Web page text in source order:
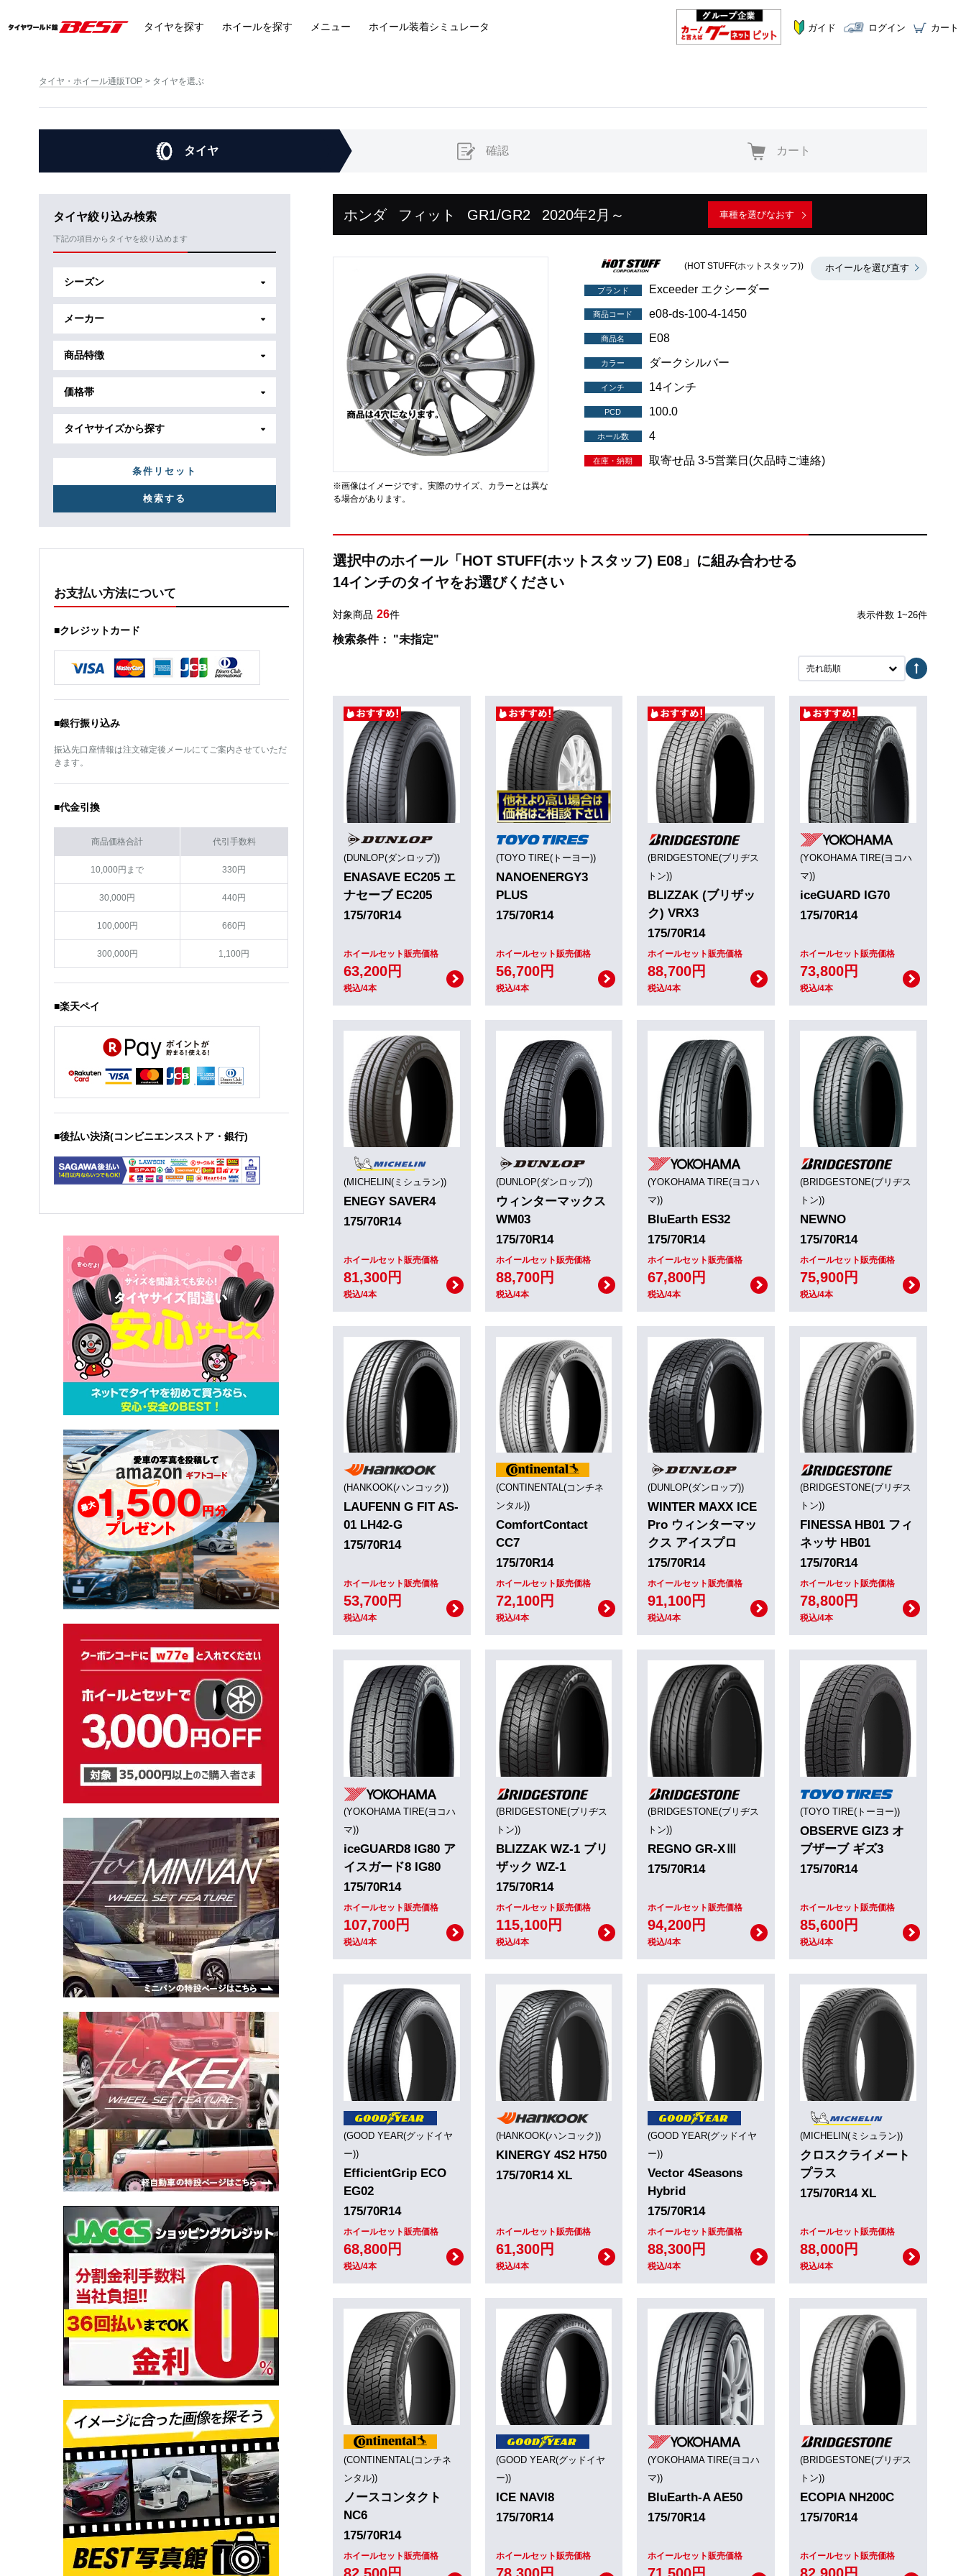
タイヤを探す ホイールを探す メニュー ホイール装着シミュレータ ガイド ログイン カート
タイヤ・ホイール通販TOP タイヤを選ぶ
タイヤ 確認 カート
タイヤ絞り込み検索
下記の項目からタイヤを絞り込めます
シーズン
メーカー
商品特徴
価格帯
タイヤサイズから探す
条件リセット
お支払い方法について
■クレジットカード
■銀行振り込み
振込先口座情報は注文確定後メールにてご案内させていただ
きます。
■代金引換
商品価格合計 代引手数料
10,000円まで 330円
30,000円 440円
100,000円 660円
300,000円 1,100円
■楽天ペイ
■後払い決済(コンビニエンスストア・銀行)
ホンダ フィット GR1/GR2 2020年2月～ 車種を選びなおす
※画像はイメージです。実際のサイズ、カラーとは異な
る場合があります。
ホイールを選び直す
(HOT STUFF(ホットスタッフ))
ブランド Exceeder エクシーダー
商品コード e08-ds-100-4-1450
商品名 E08
カラー ダークシルバー
インチ 14インチ
PCD 100.0
ホール数 4
在庫・納期 取寄せ品 3-5営業日(欠品時ご連絡)
選択中のホイール「HOT STUFF(ホットスタッフ) E08」に組み合わせる
14インチのタイヤをお選びください
対象商品 26件 表示件数 1~26件
検索条件： "未指定"
売れ筋順
(DUNLOP(ダンロップ))
ENASAVE EC205 エ
ナセーブ EC205
175/70R14
ホイールセット販売価格
63,200円
税込/4本
(TOYO TIRE(トーヨー))
NANOENERGY3
PLUS
175/70R14
ホイールセット販売価格
56,700円
税込/4本
(BRIDGESTONE(ブリヂス
トン))
BLIZZAK (ブリザッ
ク) VRX3
175/70R14
ホイールセット販売価格
88,700円
税込/4本
(YOKOHAMA TIRE(ヨコハ
マ))
iceGUARD IG70
175/70R14
ホイールセット販売価格
73,800円
税込/4本
(MICHELIN(ミシュラン))
ENEGY SAVER4
175/70R14
ホイールセット販売価格
81,300円
税込/4本
(DUNLOP(ダンロップ))
ウィンターマックス
WM03
175/70R14
ホイールセット販売価格
88,700円
税込/4本
(YOKOHAMA TIRE(ヨコハ
マ))
BluEarth ES32
175/70R14
ホイールセット販売価格
67,800円
税込/4本
(BRIDGESTONE(ブリヂス
トン))
NEWNO
175/70R14
ホイールセット販売価格
75,900円
税込/4本
(HANKOOK(ハンコック))
LAUFENN G FIT AS-
01 LH42-G
175/70R14
ホイールセット販売価格
53,700円
税込/4本
(CONTINENTAL(コンチネ
ンタル))
ComfortContact
CC7
175/70R14
ホイールセット販売価格
72,100円
税込/4本
(DUNLOP(ダンロップ))
WINTER MAXX ICE
Pro ウィンターマッ
クス アイスプロ
175/70R14
ホイールセット販売価格
91,100円
税込/4本
(BRIDGESTONE(ブリヂス
トン))
FINESSA HB01 フィ
ネッサ HB01
175/70R14
ホイールセット販売価格
78,800円
税込/4本
(YOKOHAMA TIRE(ヨコハ
マ))
iceGUARD8 IG80 ア
イスガード8 IG80
175/70R14
ホイールセット販売価格
107,700円
税込/4本
(BRIDGESTONE(ブリヂス
トン))
BLIZZAK WZ-1 ブリ
ザック WZ-1
175/70R14
ホイールセット販売価格
115,100円
税込/4本
(BRIDGESTONE(ブリヂス
トン))
REGNO GR-XⅢ
175/70R14
ホイールセット販売価格
94,200円
税込/4本
(TOYO TIRE(トーヨー))
OBSERVE GIZ3 オ
ブザーブ ギズ3
175/70R14
ホイールセット販売価格
85,600円
税込/4本
(GOOD YEAR(グッドイヤ
ー))
EfficientGrip ECO
EG02
175/70R14
ホイールセット販売価格
68,800円
税込/4本
(HANKOOK(ハンコック))
KINERGY 4S2 H750
175/70R14 XL
ホイールセット販売価格
61,300円
税込/4本
(GOOD YEAR(グッドイヤ
ー))
Vector 4Seasons
Hybrid
175/70R14
ホイールセット販売価格
88,300円
税込/4本
(MICHELIN(ミシュラン))
クロスクライメート
プラス
175/70R14 XL
ホイールセット販売価格
88,000円
税込/4本
(CONTINENTAL(コンチネ
ンタル))
ノースコンタクト
NC6
175/70R14
ホイールセット販売価格
(GOOD YEAR(グッドイヤ
ー))
ICE NAVI8
175/70R14
ホイールセット販売価格
(YOKOHAMA TIRE(ヨコハ
マ))
BluEarth-A AE50
175/70R14
ホイールセット販売価格
(BRIDGESTONE(ブリヂス
トン))
ECOPIA NH200C
175/70R14
ホイールセット販売価格